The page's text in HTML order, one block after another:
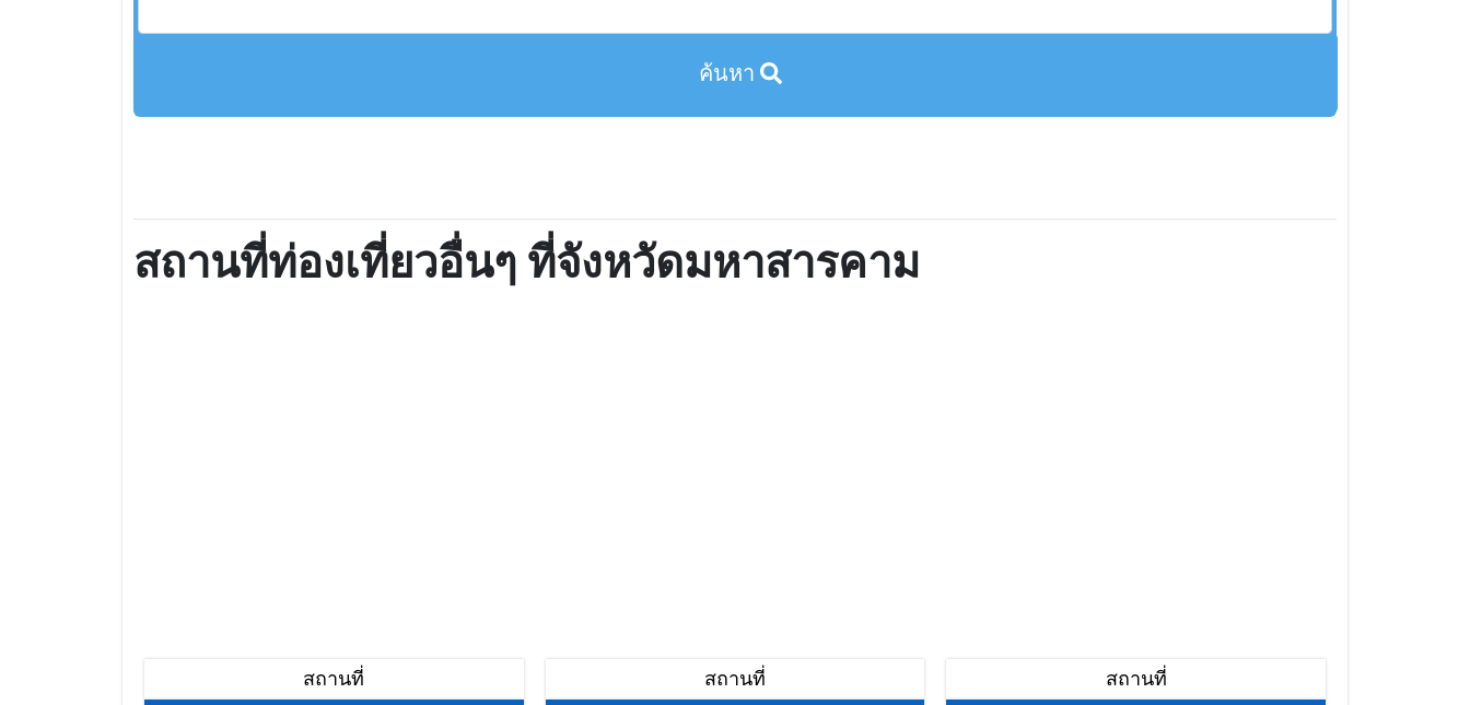
ค้นหา
สถานที่ท่องเที่ยวอื่นๆ ที่จังหวัดมหาสารคาม
สถานที่ สถานที่ สถานที่